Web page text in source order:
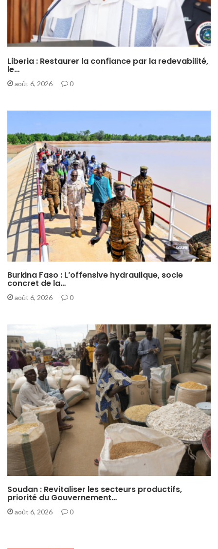
Liberia : Restaurer la confiance par la redevabilité,
le…
août 6, 2026 0
Burkina Faso : L’offensive hydraulique, socle
concret de la…
août 6, 2026 0
Soudan : Revitaliser les secteurs productifs,
priorité du Gouvernement…
août 6, 2026 0